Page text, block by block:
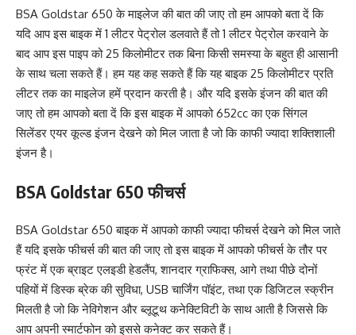
BSA Goldstar 650 के माइलेज की बात की जाए तो हम आपको बता दें कि
यदि आप इस बाइक में 1 लीटर पेट्रोल डलवाते हैं तो 1 लीटर पेट्रोल करवाने के
बाद आप इस पाइप को 25 किलोमीटर तक बिना किसी समस्या के बहुत ही आसानी
के साथ चला सकते हैं। हम यह कह सकते हैं कि यह बाइक 25 किलोमीटर प्रति
लीटर तक का माइलेज हमें प्रदान करती है। और यदि इसके इंजन की बात की
जाए तो हम आपको बता दें कि इस बाइक में आपको 652cc का एक सिंगल
सिलेंडर एयर कूल्ड इंजन देखने को मिल जाता है जो कि काफी ज्यादा शक्तिशाली
इंजन है।
BSA Goldstar 650 फीचर्स
BSA Goldstar 650 बाइक में आपको काफी ज्यादा फीचर्स देखने को मिल जाते
हैं यदि इसके फीचर्स की बात की जाए तो इस बाइक में आपको फीचर्स के तौर पर
फ्रंट में एक ब्राइट एलइडी हेडलैंप, शानदार ग्राफिक्स, आगे तथा पीछे दोनों
पहियों में डिस्क ब्रेक की सुविधा, USB चार्जिंग पॉइंट, तथा एक डिजिटल स्क्रीन
मिलती है जो कि नेविगेशन और ब्लूटूथ कनेक्टिविटी के साथ आती है जिससे कि
आप अपनी स्मार्टफोन को इससे कनेक्ट कर सकते हैं।